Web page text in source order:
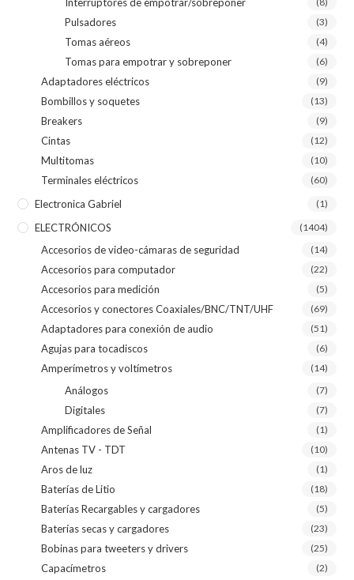
Pulsadores (3)
Tomas aéreos (4)
Tomas para empotrar y sobreponer (6)
Adaptadores eléctricos (9)
Bombillos y soquetes (13)
Breakers (9)
Cintas (12)
Multitomas (10)
Terminales eléctricos (60)
Electronica Gabriel (1)
ELECTRÓNICOS (1404)
Accesorios de video-cámaras de seguridad (14)
Accesorios para computador (22)
Accesorios para medición (5)
Accesorios y conectores Coaxiales/BNC/TNT/UHF (69)
Adaptadores para conexión de audio (51)
Agujas para tocadiscos (6)
Amperímetros y voltímetros (14)
Análogos (7)
Digitales (7)
Amplificadores de Señal (1)
Antenas TV - TDT (10)
Aros de luz (1)
Baterías de Litio (18)
Baterías Recargables y cargadores (5)
Baterías secas y cargadores (23)
Bobinas para tweeters y drivers (25)
Capacímetros (2)